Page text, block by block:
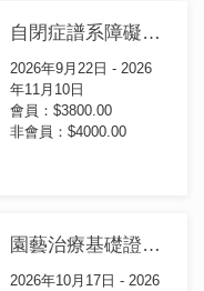
自閉症譜系障礙(ASD)治療證書課程(第37屆)
2026年9月22日 - 2026
年11月10日
會員：$3800.00
非會員：$4000.00
園藝治療基礎證書課程(第102屆)
2026年10月17日 - 2026